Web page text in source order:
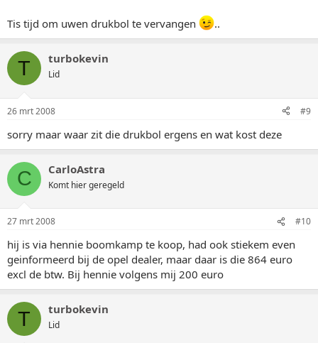
Tis tijd om uwen drukbol te vervangen ..
T turbokevin
Lid
26 mrt 2008 #9
sorry maar waar zit die drukbol ergens en wat kost deze
C CarloAstra
Komt hier geregeld
27 mrt 2008 #10
hij is via hennie boomkamp te koop, had ook stiekem even
geinformeerd bij de opel dealer, maar daar is die 864 euro
excl de btw. Bij hennie volgens mij 200 euro
T turbokevin
Lid